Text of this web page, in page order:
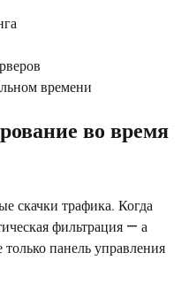
времени
во время
скачки трафика. Когда
фильтрация — а
панель управления